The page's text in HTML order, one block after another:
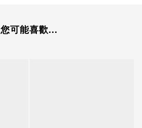
您可能喜歡...